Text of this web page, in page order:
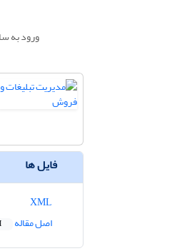
ورود به
فایل ها
اصل مقاله